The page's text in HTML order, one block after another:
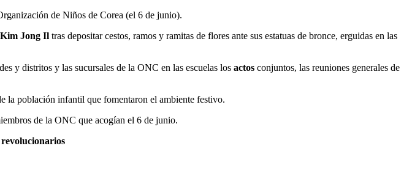
de Niños de Corea (el 6 de junio).
Kim Jong Il tras depositar cestos, ramos y ramitas de flores ante sus estatuas de bronce, erguidas en las
y distritos y las sucursales de la ONC en las escuelas los actos conjuntos, las reuniones generales de
la población infantil que fomentaron el ambiente festivo.
de la ONC que acogían el 6 de junio.